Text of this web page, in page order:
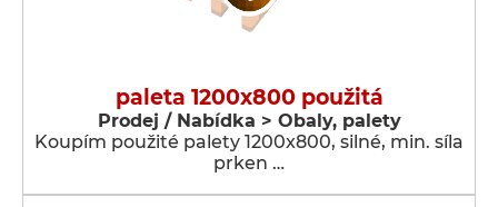
paleta 1200x800 použitá
Prodej / Nabídka > Obaly, palety
Koupím použité palety 1200x800, silné, min. síla
prken …